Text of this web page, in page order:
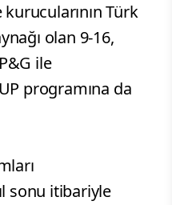
Türk
olan 9-16,
ile
programına da
sonu itibariyle